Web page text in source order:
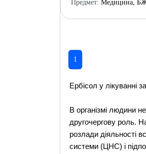
Предмет: Медицина,
1
Ербісол у лікуванні
В організмі людини
другочергову роль.
розлади діяльності
системи (ЦНС) і